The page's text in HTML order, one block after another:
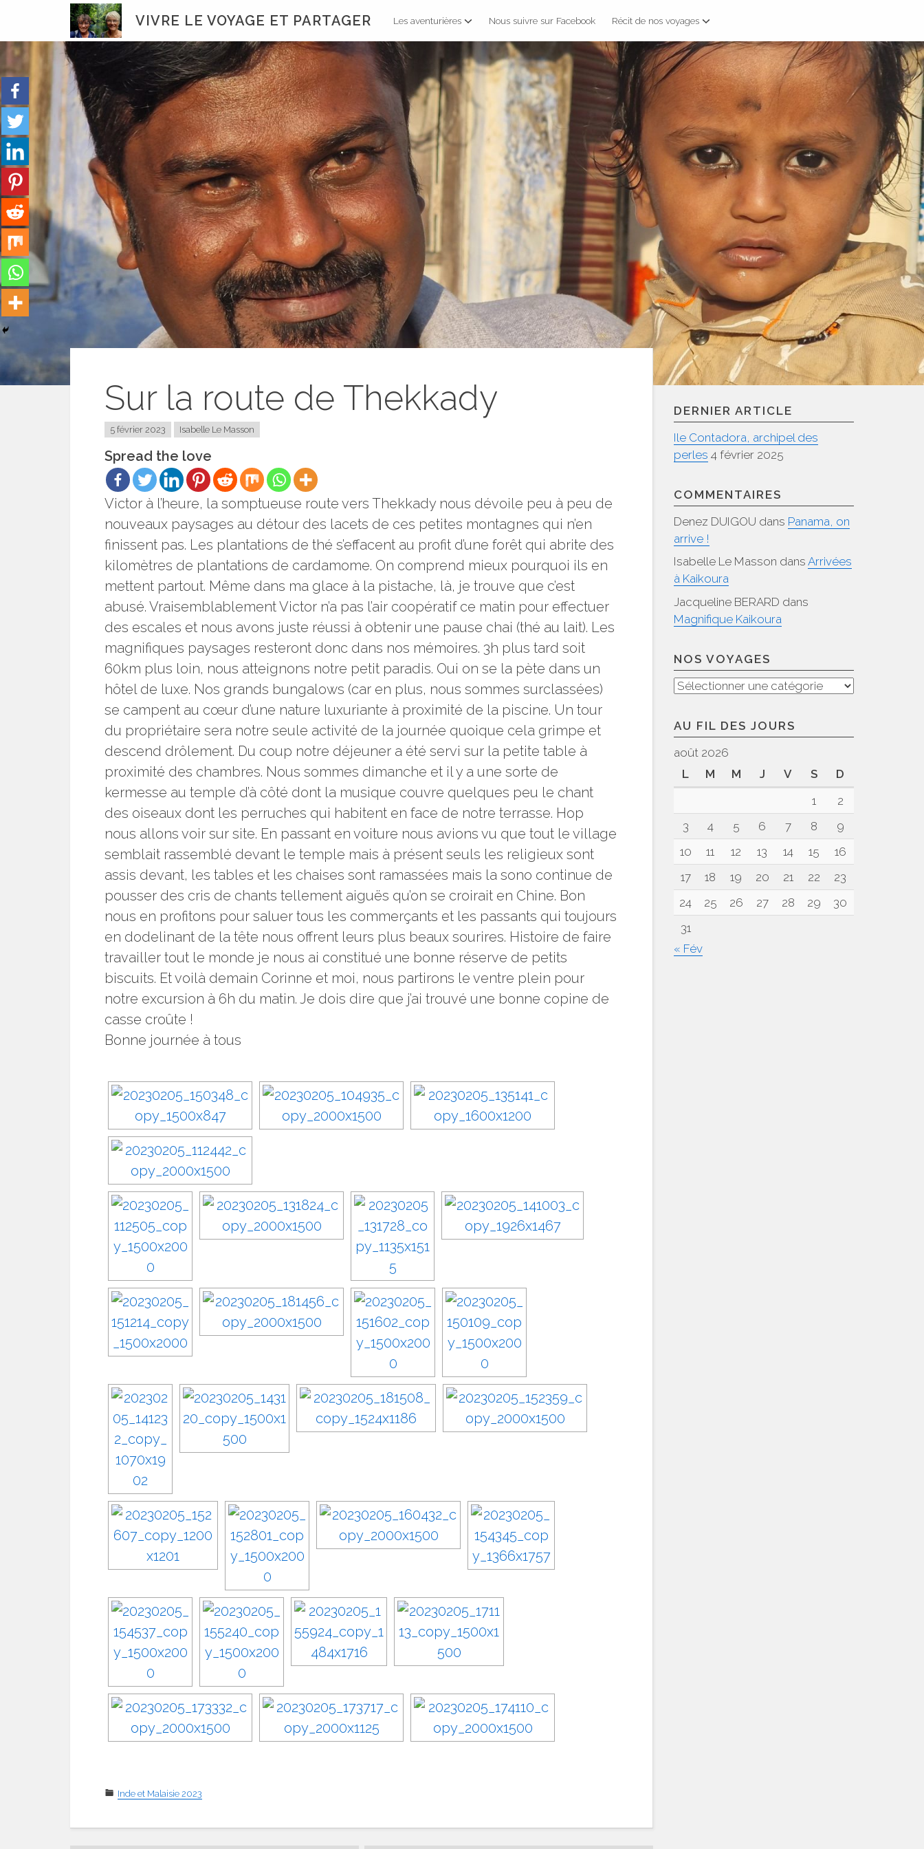
content
VIVRE LE VOYAGE ET PARTAGER Les aventurières Nous suivre sur Facebook Récit de nos voyages
Sur la route de Thekkady
5 février 2023 Isabelle Le Masson
Spread the love
Victor à l’heure, la somptueuse route vers Thekkady nous dévoile peu à peu de
nouveaux paysages au détour des lacets de ces petites montagnes qui n’en
finissent pas. Les plantations de thé s’effacent au profit d’une forêt qui abrite des
kilomètres de plantations de cardamome. On comprend mieux pourquoi ils en
mettent partout. Même dans ma glace à la pistache, là, je trouve que c’est
abusé. Vraisemblablement Victor n’a pas l’air coopératif ce matin pour effectuer
des escales et nous avons juste réussi à obtenir une pause chai (thé au lait). Les
magnifiques paysages resteront donc dans nos mémoires. 3h plus tard soit
60km plus loin, nous atteignons notre petit paradis. Oui on se la pète dans un
hôtel de luxe. Nos grands bungalows (car en plus, nous sommes surclassées)
se campent au cœur d’une nature luxuriante à proximité de la piscine. Un tour
du propriétaire sera notre seule activité de la journée quoique cela grimpe et
descend drôlement. Du coup notre déjeuner a été servi sur la petite table à
proximité des chambres. Nous sommes dimanche et il y a une sorte de
kermesse au temple d’à côté dont la musique couvre quelques peu le chant
des oiseaux dont les perruches qui habitent en face de notre terrasse. Hop
nous allons voir sur site. En passant en voiture nous avions vu que tout le village
semblait rassemblé devant le temple mais à présent seuls les religieux sont
assis devant, les tables et les chaises sont ramassées mais la sono continue de
pousser des cris de chants tellement aiguës qu’on se croirait en Chine. Bon
nous en profitons pour saluer tous les commerçants et les passants qui toujours
en dodelinant de la tête nous offrent leurs plus beaux sourires. Histoire de faire
travailler tout le monde je nous ai constitué une bonne réserve de petits
biscuits. Et voilà demain Corinne et moi, nous partirons le ventre plein pour
notre excursion à 6h du matin. Je dois dire que j’ai trouvé une bonne copine de
casse croûte !
Bonne journée à tous
Inde et Malaisie 2023
DERNIER ARTICLE
Ile Contadora, archipel des
perles 4 février 2025
COMMENTAIRES
Denez DUIGOU dans Panama, on
arrive !
Isabelle Le Masson dans Arrivées
à Kaikoura
Jacqueline BERARD dans
Magnifique Kaikoura
NOS VOYAGES
Nos
AU FIL DES JOURS
août 2026
L
M M J V S
D
1
2
3
4 5 6 7 8
9
10
11 12 13 14 15
16
17
18 19 20 21 22
23
24
25 26 27 28 29
30
31
« Fév